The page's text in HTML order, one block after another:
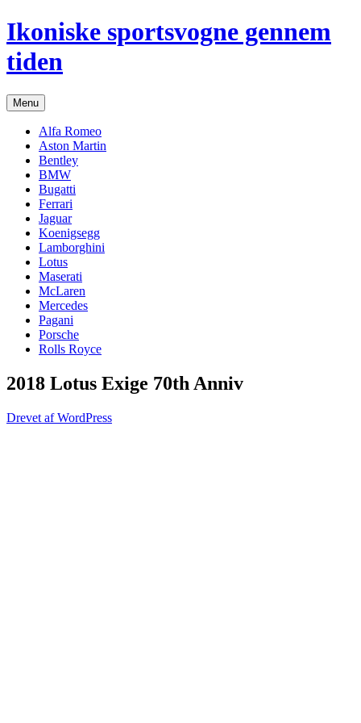
Hop
til
indhold
Ikoniske sportsvogne gennem
tiden
Menu
Alfa Romeo
Aston Martin
Bentley
BMW
Bugatti
Ferrari
Jaguar
Koenigsegg
Lamborghini
Lotus
Maserati
McLaren
Mercedes
Pagani
Porsche
Rolls Royce
2018 Lotus Exige 70th Anniv
Drevet af WordPress